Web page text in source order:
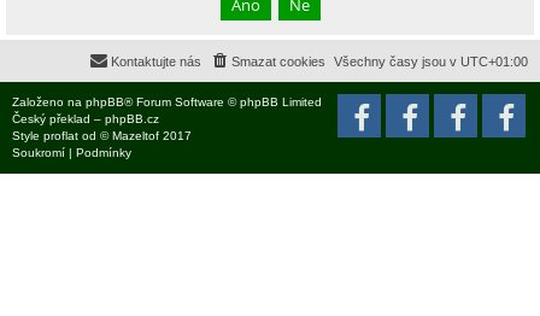
Všechny časy jsou v UTC+01:00
Smazat cookies
Kontaktujte nás
Založeno na phpBB® Forum Software © phpBB Limited
Český překlad – phpBB.cz
Style proflat od ©Mazeltof 2017
Soukromí | Podmínky